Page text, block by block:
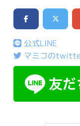
公式LINE
マミコの